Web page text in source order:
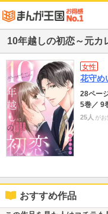
10年越しの初恋～元カ
女性
花守め
28ペー
5巻／ 9
25人 が
おすすめ作品